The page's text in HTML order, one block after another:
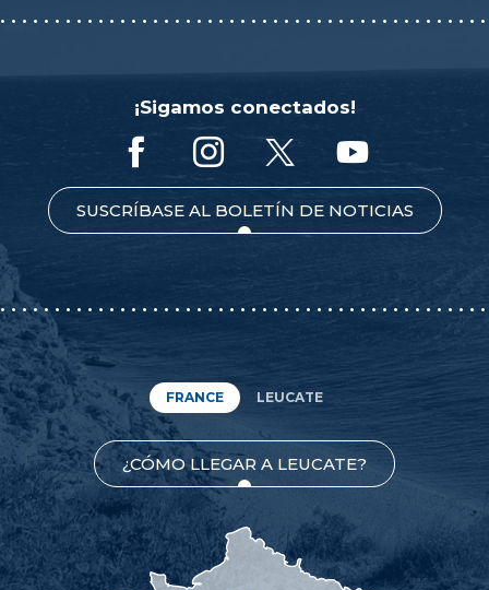
¡Sigamos conectados!
SUSCRÍBASE AL BOLETÍN DE NOTICIAS
FRANCE LEUCATE
¿CÓMO LLEGAR A LEUCATE?